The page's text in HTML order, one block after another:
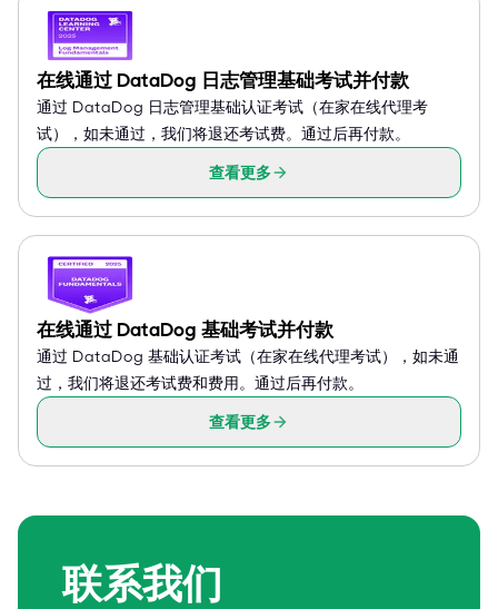
在线通过 DataDog 日志管理基础考试并付款
通过 DataDog 日志管理基础认证考试（在家在线代理考
试），如未通过，我们将退还考试费。通过后再付款。
查看更多
在线通过 DataDog 基础考试并付款
通过 DataDog 基础认证考试（在家在线代理考试），如未通
过，我们将退还考试费和费用。通过后再付款。
查看更多
联系我们